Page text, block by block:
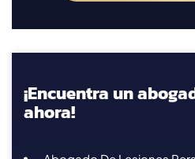
¡Encuentra un
ahora!